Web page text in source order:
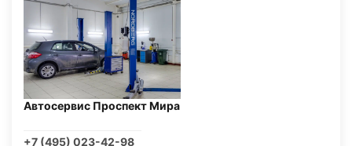
Автосервис Проспект Мира
+7 (495) 023-42-98